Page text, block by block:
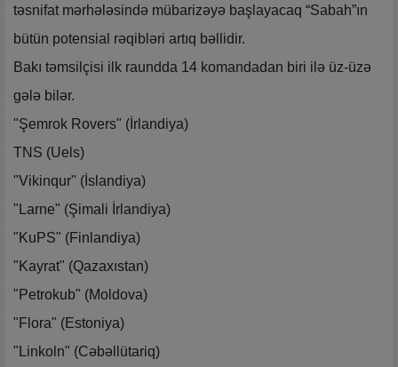
təsnifat mərhələsində mübarizəyə başlayacaq “Sabah”ın
bütün potensial rəqibləri artıq bəllidir.
Bakı təmsilçisi ilk raundda 14 komandadan biri ilə üz-üzə
gələ bilər.
"Şemrok Rovers" (İrlandiya)
TNS (Uels)
"Vikinqur" (İslandiya)
"Larne" (Şimali İrlandiya)
"KuPS" (Finlandiya)
"Kayrat" (Qazaxıstan)
"Petrokub" (Moldova)
"Flora" (Estoniya)
"Linkoln" (Cəbəllütariq)